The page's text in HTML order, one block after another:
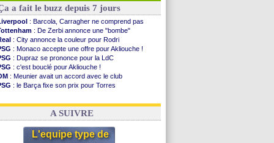
a fait le buzz depuis 7 jours
: Barcola, Carragher ne comprend pas
: De Zerbi annonce une "bombe"
: City annonce la couleur pour Rodri
: Monaco accepte une offre pour Akliouche !
: Dupraz se prononce pour la LdC
: c'est bouclé pour Akliouche !
: Meunier avait un accord avec le club
: le Barça fixe son prix pour Torres
: Torres souhaite rejoindre le PSG !
A SUIVRE
L'equipe type de